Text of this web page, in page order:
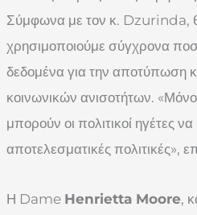
Σύμφωνα με τον κ. Dzurinda,
χρησιμοποιούμε σύγχρονα
δεδομένα για την αποτύπωση
κοινωνικών ανισοτήτων.
μπορούν οι πολιτικοί ηγέτες να
αποτελεσματικές πολιτικές»,
Η Dame Henrietta Moore,